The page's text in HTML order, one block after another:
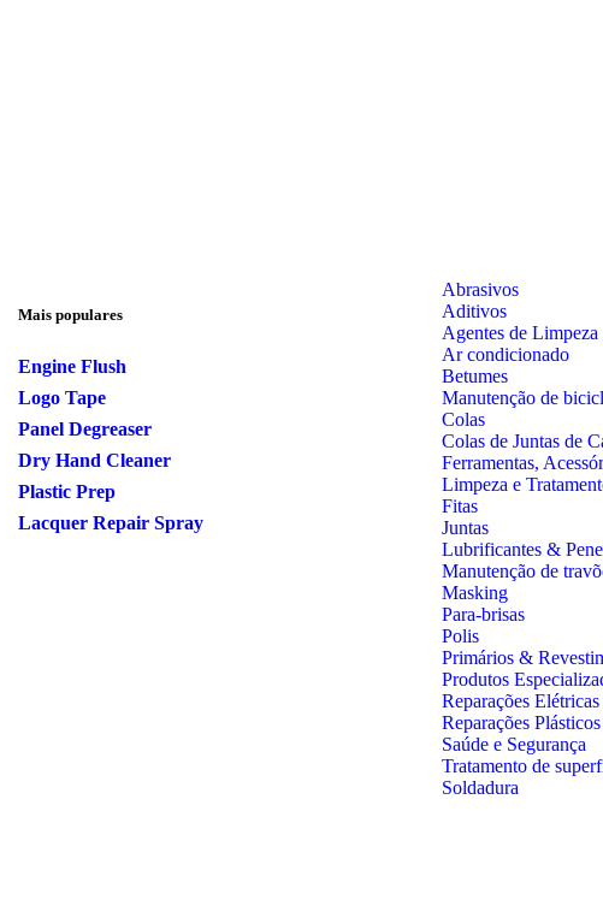
Mais populares
Engine Flush
Logo Tape
Panel Degreaser
Dry Hand Cleaner
Plastic Prep
Lacquer Repair Spray
Abrasivos
Aditivos
Agentes de Limpeza
Ar condicionado
Betumes
Manutenção de
Colas
Colas de Juntas de
Ferramentas,
Limpeza e
Fitas
Juntas
Lubrificantes &
Manutenção de
Masking
Para-brisas
Polis
Primários &
Produtos
Reparações Elétricas
Reparações
Saúde e Segurança
Tratamento de
Soldadura